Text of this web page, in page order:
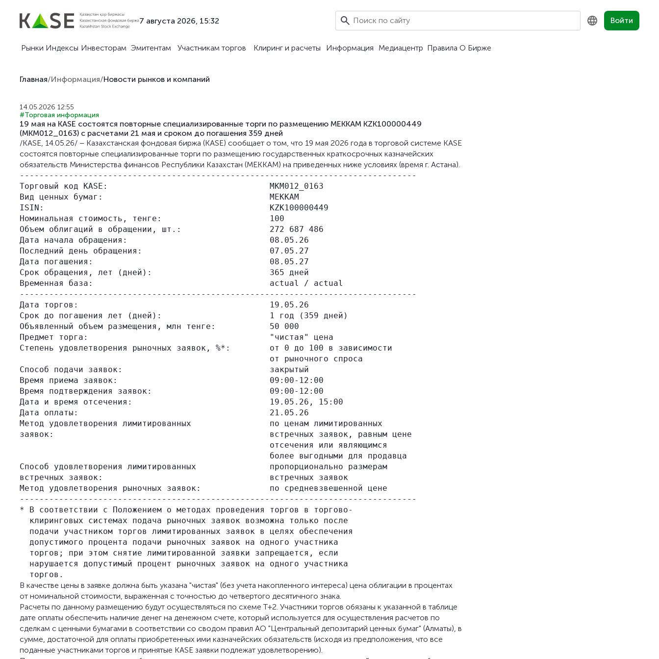
7 августа 2026, 15:32 Войти
Рынки Индексы Инвесторам Эмитентам Участникам торгов Клиринг и расчеты Информация Медиацентр Правила О Бирже
Главная/Информация/Новости рынков и компаний
14.05.2026 12:55
#Торговая информация
19 мая на KASE состоятся повторные специализированные торги по размещению МЕККАМ KZK100000449
(MKM012_0163) с расчетами 21 мая и сроком до погашения 359 дней
/KASE, 14.05.26/ – Казахстанская фондовая биржа (KASE) сообщает о том, что 19 мая 2026 года в торговой системе KASE
состоятся повторные специализированные торги по размещению государственных краткосрочных казначейских
обязательств Министерства финансов Республики Казахстан (МЕККАМ) на приведенных ниже условиях (время г. Астана).
---------------------------------------------------------------------------------
Торговый код KASE:                                 MKM012_0163
Вид ценных бумаг:                                  МЕККАМ
ISIN:                                              KZK100000449
Номинальная стоимость, тенге:                      100
Объем облигаций в обращении, шт.:                  272 687 486
Дата начала обращения:                             08.05.26
Последний день обращения:                          07.05.27
Дата погашения:                                    08.05.27
Срок обращения, лет (дней):                        365 дней
Временная база:                                    actual / actual
---------------------------------------------------------------------------------
Дата торгов:                                       19.05.26
Срок до погашения лет (дней):                      1 год (359 дней)
Объявленный объем размещения, млн тенге:           50 000
Предмет торга:                                     "чистая" цена
Степень удовлетворения рыночных заявок, %*:        от 0 до 100 в зависимости
                                                   от рыночного спроса
Способ подачи заявок:                              закрытый
Время приема заявок:                               09:00-12:00
Время подтверждения заявок:                        09:00-12:00
Дата и время отсечения:                            19.05.26, 15:00
Дата оплаты:                                       21.05.26
Метод удовлетворения лимитированных                по ценам лимитированных
заявок:                                            встречных заявок, равным цене
                                                   отсечения или являющимся
                                                   более выгодными для продавца
Способ удовлетворения лимитированных               пропорционально размерам
встречных заявок:                                  встречных заявок
Метод удовлетворения рыночных заявок:              по средневзвешенной цене
---------------------------------------------------------------------------------
* В соответствии с Положением о методах проведения торгов в торгово-
  клиринговых системах подача рыночных заявок возможна только после
  подачи участником торгов лимитированных заявок в целях обеспечения
  допустимого процента подачи рыночных заявок на одного участника
  торгов; при этом снятие лимитированной заявки запрещается, если
  нарушается допустимый процент рыночных заявок на одного участника
В качестве цены в заявке должна быть указана "чистая" (без учета накопленного интереса) цена облигации в процентах
от номинальной стоимости, выраженная с точностью до четвертого десятичного знака.
Расчеты по данному размещению будут осуществляться по схеме Т+2. Участники торгов обязаны к указанной в таблице
дате оплаты обеспечить наличие денег на денежном счете, который используется для осуществления расчетов по
сделкам с ценными бумагами в соответствии со сводом правил АО "Центральный депозитарий ценных бумаг" (Алматы), в
сумме, достаточной для оплаты приобретенных ими казначейских обязательств (исходя из предположения, что все
поданные участниками торгов и принятые KASE заявки подлежат удовлетворению).